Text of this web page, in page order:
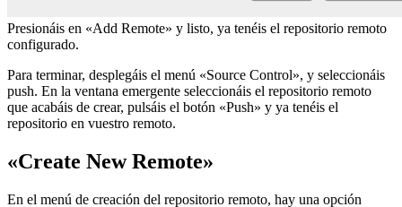
Presionáis en «Add Remote» y listo, ya tenéis el repositorio remoto
configurado.
Para terminar, desplegáis el menú «Source Control», y seleccionáis
push. En la ventana emergente seleccionáis el repositorio remoto
que acabáis de crear, pulsáis el botón «Push» y ya tenéis el
repositorio en vuestro remoto.
«Create New Remote»
En el menú de creación del repositorio remoto, hay una opción